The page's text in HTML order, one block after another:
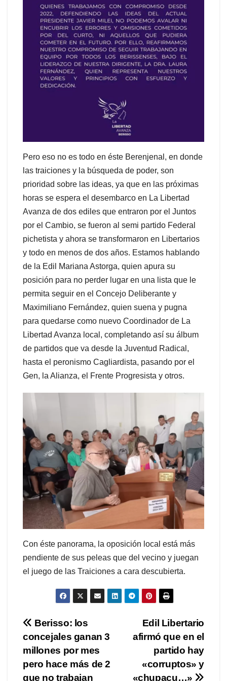
Pero eso no es todo en éste Berenjenal, en donde
las traiciones y la búsqueda de poder, son
prioridad sobre las ideas, ya que en las próximas
horas se espera el desembarco en La Libertad
Avanza de dos ediles que entraron por el Juntos
por el Cambio, se fueron al semi partido Federal
pichetista y ahora se transformaron en Libertarios
y todo en menos de dos años. Estamos hablando
de la Edil Mariana Astorga, quien apura su
posición para no perder lugar en una lista que le
permita seguir en el Concejo Deliberante y
Maximiliano Fernández, quien suena y pugna
para quedarse como nuevo Coordinador de La
Libertad Avanza local, completando así su álbum
de partidos que va desde la Juventud Radical,
hasta el peronismo Cagliardista, pasando por el
Gen, la Alianza, el Frente Progresista y otros.
Con éste panorama, la oposición local está más
pendiente de sus peleas que del vecino y juegan
el juego de las Traiciones a cara descubierta.
Navegación
de
entradas
Edil Libertario
afirmó que en el
partido hay
«corruptos» y
«chupacu…»
Berisso: los
concejales ganan 3
millones por mes
pero hace más de 2
que no trabajan